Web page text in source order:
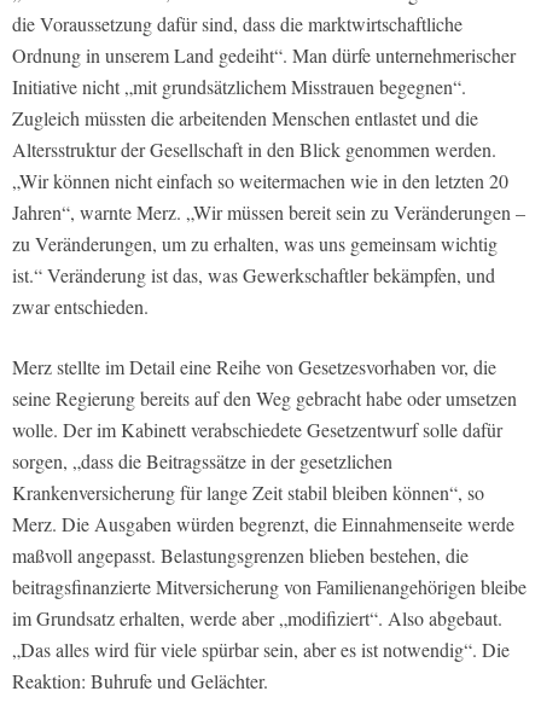
die Voraussetzung dafür sind, dass die marktwirtschaftliche
Ordnung in unserem Land gedeiht“. Man dürfe unternehmerischer
Initiative nicht „mit grundsätzlichem Misstrauen begegnen“.
Zugleich müssten die arbeitenden Menschen entlastet und die
Altersstruktur der Gesellschaft in den Blick genommen werden.
„Wir können nicht einfach so weitermachen wie in den letzten 20
Jahren“, warnte Merz. „Wir müssen bereit sein zu Veränderungen –
zu Veränderungen, um zu erhalten, was uns gemeinsam wichtig
ist.“ Veränderung ist das, was Gewerkschaftler bekämpfen, und
zwar entschieden.
Merz stellte im Detail eine Reihe von Gesetzesvorhaben vor, die
seine Regierung bereits auf den Weg gebracht habe oder umsetzen
wolle. Der im Kabinett verabschiedete Gesetzentwurf solle dafür
sorgen, „dass die Beitragssätze in der gesetzlichen
Krankenversicherung für lange Zeit stabil bleiben können“, so
Merz. Die Ausgaben würden begrenzt, die Einnahmenseite werde
maßvoll angepasst. Belastungsgrenzen blieben bestehen, die
beitragsfinanzierte Mitversicherung von Familienangehörigen bleibe
im Grundsatz erhalten, werde aber „modifiziert“. Also abgebaut.
„Das alles wird für viele spürbar sein, aber es ist notwendig“. Die
Reaktion: Buhrufe und Gelächter.